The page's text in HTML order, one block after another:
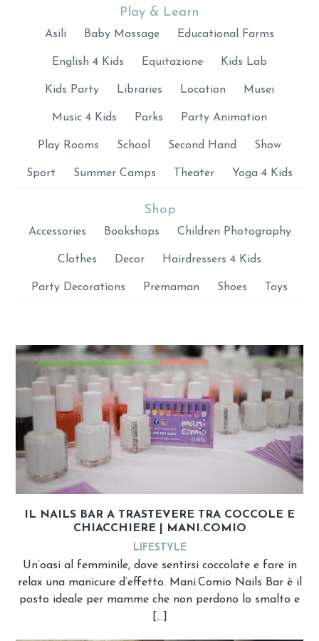
Play & Learn
Asili Baby Massage Educational Farms
English 4 Kids Equitazione Kids Lab
Kids Party Libraries Location Musei
Music 4 Kids Parks Party Animation
Play Rooms School Second Hand Show
Sport Summer Camps Theater Yoga 4 Kids
Shop
Accessories Bookshops Children Photography
Clothes Decor Hairdressers 4 Kids
Party Decorations Premaman Shoes Toys
IL NAILS BAR A TRASTEVERE TRA COCCOLE E
CHIACCHIERE | MANI.COMIO
LIFESTYLE
Un’oasi al femminile, dove sentirsi coccolate e fare in
relax una manicure d’effetto. Mani.Comio Nails Bar è il
posto ideale per mamme che non perdono lo smalto e
[…]